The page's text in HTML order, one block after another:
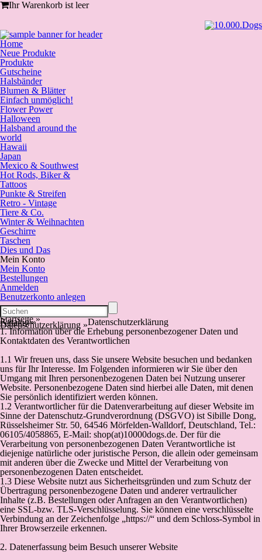
Ihr Warenkorb ist leer
Home
Neue Produkte
Produkte
Gutscheine
Halsbänder
Blumen & Blätter
Einfach unmöglich!
Flower Power
Halloween
Halsband around the
world
Hawaii
Japan
Mexico & Southwest
Hot Rods, Biker &
Tattoos
Punkte & Streifen
Retro - Vintage
Tiere & Co.
Winter & Weihnachten
Geschirre
Taschen
Dies und Das
Mein Konto
Mein Konto
Bestellungen
Anmelden
Benutzerkonto anlegen
Startseite »
Katalog »
Datenschutzerklärung »Datenschutzerklärung
1. Information über die Erhebung personenbezogener Daten und
Kontaktdaten des Verantwortlichen
1.1 Wir freuen uns, dass Sie unsere Website besuchen und bedanken
uns für Ihr Interesse. Im Folgenden informieren wir Sie über den
Umgang mit Ihren personenbezogenen Daten bei Nutzung unserer
Website. Personenbezogene Daten sind hierbei alle Daten, mit denen
Sie persönlich identifiziert werden können.
1.2 Verantwortlicher für die Datenverarbeitung auf dieser Website im
Sinne der Datenschutz-Grundverordnung (DSGVO) ist Sibille Dong,
Rüsselsheimer Str. 50, 64546 Mörfelden-Walldorf, Deutschland, Tel.:
06105/4058865, E-Mail: shop(at)10000dogs.de. Der für die
Verarbeitung von personenbezogenen Daten Verantwortliche ist
diejenige natürliche oder juristische Person, die allein oder gemeinsam
mit anderen über die Zwecke und Mittel der Verarbeitung von
personenbezogenen Daten entscheidet.
1.3 Diese Website nutzt aus Sicherheitsgründen und zum Schutz der
Übertragung personenbezogene Daten und anderer vertraulicher
Inhalte (z.B. Bestellungen oder Anfragen an den Verantwortlichen)
eine SSL-bzw. TLS-Verschlüsselung. Sie können eine verschlüsselte
Verbindung an der Zeichenfolge „https://“ und dem Schloss-Symbol in
Ihrer Browserzeile erkennen.
2. Datenerfassung beim Besuch unserer Website